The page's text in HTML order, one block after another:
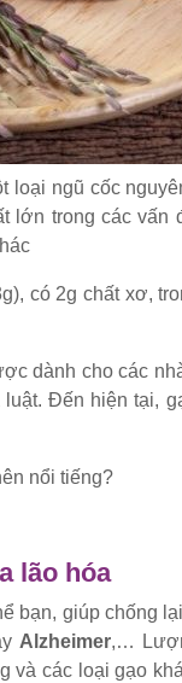
loại ngũ cốc
lớn trong các vấn
có 2g chất xơ,
dành cho các
Đến hiện tại,
nổi tiếng?
lão hóa
bạn, giúp chống
Alzheimer,…
và các loại gạo